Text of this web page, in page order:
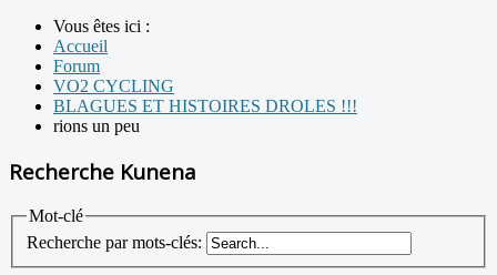
Vous êtes ici :
Accueil
Forum
VO2 CYCLING
BLAGUES ET HISTOIRES DROLES !!!
rions un peu
Recherche Kunena
Mot-clé
Recherche par mots-clés: